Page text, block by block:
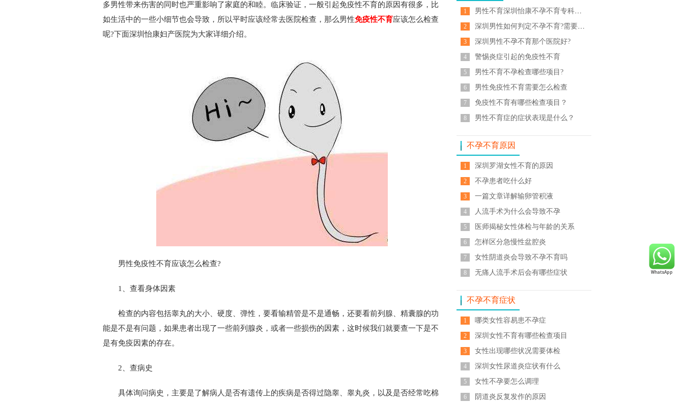
多男性带来伤害的同时也严重影响了家庭的和睦。临床验证，一般引起免疫性不育的原因有很多，比
如生活中的一些小细节也会导致，所以平时应该经常去医院检查，那么男性免疫性不育应该怎么检查
呢?下面深圳怡康妇产医院为大家详细介绍。
男性免疫性不育应该怎么检查?
1、查看身体因素
检查的内容包括睾丸的大小、硬度、弹性，要看输精管是不是通畅，还要看前列腺、精囊腺的功
能是不是有问题，如果患者出现了一些前列腺炎，或者一些损伤的因素，这时候我们就要查一下是不
是有免疫因素的存在。
2、查病史
具体询问病史，主要是了解病人是否有遗传上的疾病是否得过隐睾、睾丸炎，以及是否经常吃棉
1 男性不育深圳怡康不孕不育专科医院怎么样
2 深圳男性如何判定不孕不育?需要检查什么
3 深圳男性不孕不育那个医院好?
4 警惕炎症引起的免疫性不育
5 男性不育不孕检查哪些项目?
6 男性免疫性不育需要怎么检查
7 免疫性不育有哪些检查项目？
8 男性不育症的症状表现是什么？
不孕不育原因
1 深圳罗湖女性不育的原因
2 不孕患者吃什么好
3 一篇文章详解输卵管积液
4 人流手术为什么会导致不孕
5 医师揭秘女性体检与年龄的关系
6 怎样区分急慢性盆腔炎
7 女性阴道炎会导致不孕不育吗
8 无痛人流手术后会有哪些症状
不孕不育症状
1 哪类女性容易患不孕症
2 深圳女性不育有哪些检查项目
3 女性出现哪些状况需要体检
4 深圳女性尿道炎症状有什么
5 女性不孕要怎么调理
6 阴道炎反复发作的原因